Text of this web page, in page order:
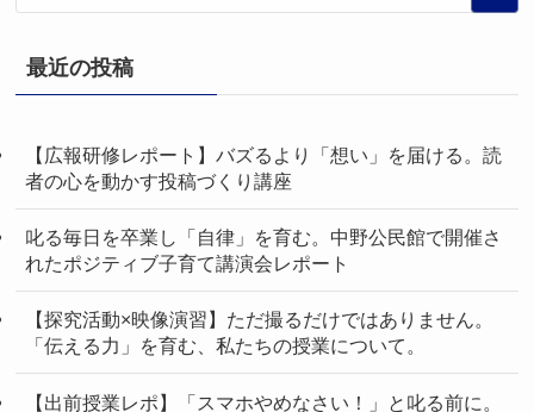
最近の投稿
【広報研修レポート】バズるより「想い」を届ける。読
者の心を動かす投稿づくり講座
叱る毎日を卒業し「自律」を育む。中野公民館で開催さ
れたポジティブ子育て講演会レポート
【探究活動×映像演習】ただ撮るだけではありません。
「伝える力」を育む、私たちの授業について。
【出前授業レポ】「スマホやめなさい！」と叱る前に。